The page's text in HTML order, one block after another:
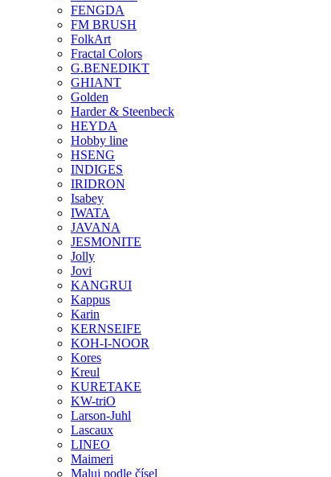
FENGDA
FM BRUSH
FolkArt
Fractal Colors
G.BENEDIKT
GHIANT
Golden
Harder & Steenbeck
HEYDA
Hobby line
HSENG
INDIGES
IRIDRON
Isabey
IWATA
JAVANA
JESMONITE
Jolly
Jovi
KANGRUI
Kappus
Karin
KERNSEIFE
KOH-I-NOOR
Kores
Kreul
KURETAKE
KW-triO
Larson-Juhl
Lascaux
LINEO
Maimeri
Maluj podle čísel